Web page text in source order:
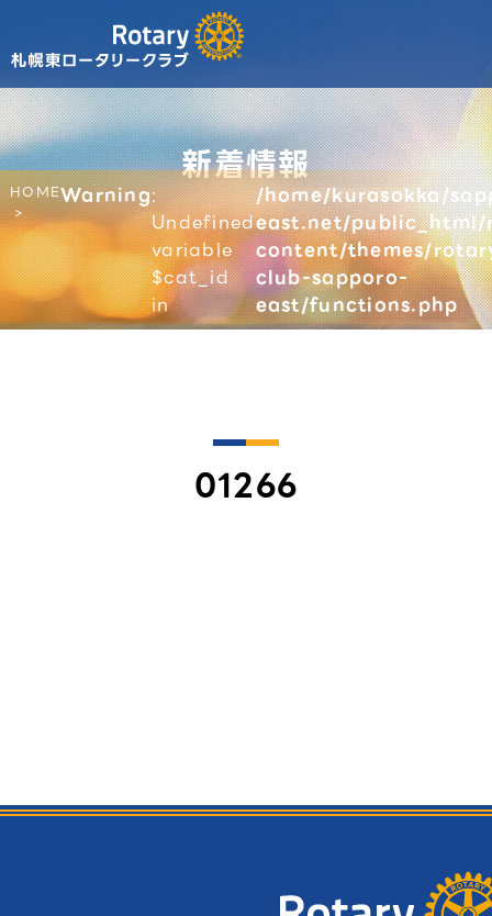
新着情報
HOMEWarning:
Undefined
variable
$cat_id
in
/home/kurasokka/
east.net/
content/themes/
club-sapporo-
east/functions.php
01266